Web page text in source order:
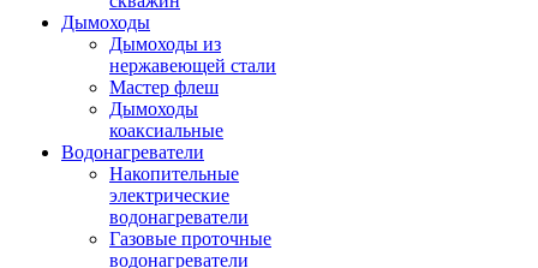
Дымоходы
Дымоходы из
нержавеющей стали
Мастер флеш
Дымоходы
коаксиальные
Водонагреватели
Накопительные
электрические
водонагреватели
Газовые проточные
водонагреватели